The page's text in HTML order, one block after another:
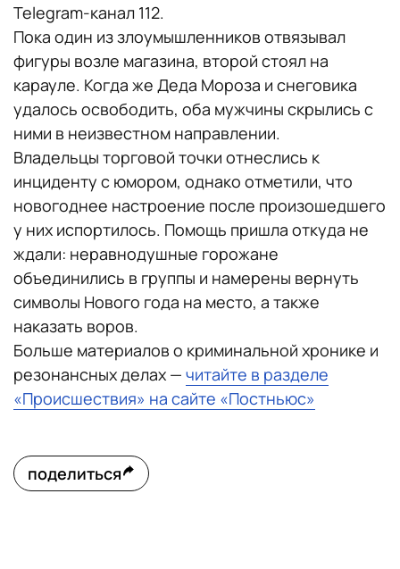
Telegram-канал 112.
Пока один из злоумышленников отвязывал
фигуры возле магазина, второй стоял на
карауле. Когда же Деда Мороза и снеговика
удалось освободить, оба мужчины скрылись с
ними в неизвестном направлении.
Владельцы торговой точки отнеслись к
инциденту с юмором, однако отметили, что
новогоднее настроение после произошедшего
у них испортилось. Помощь пришла откуда не
ждали: неравнодушные горожане
объединились в группы и намерены вернуть
символы Нового года на место, а также
наказать воров.
Больше материалов о криминальной хронике и
резонансных делах — читайте в разделе
«Происшествия» на сайте «Постньюс»
поделиться